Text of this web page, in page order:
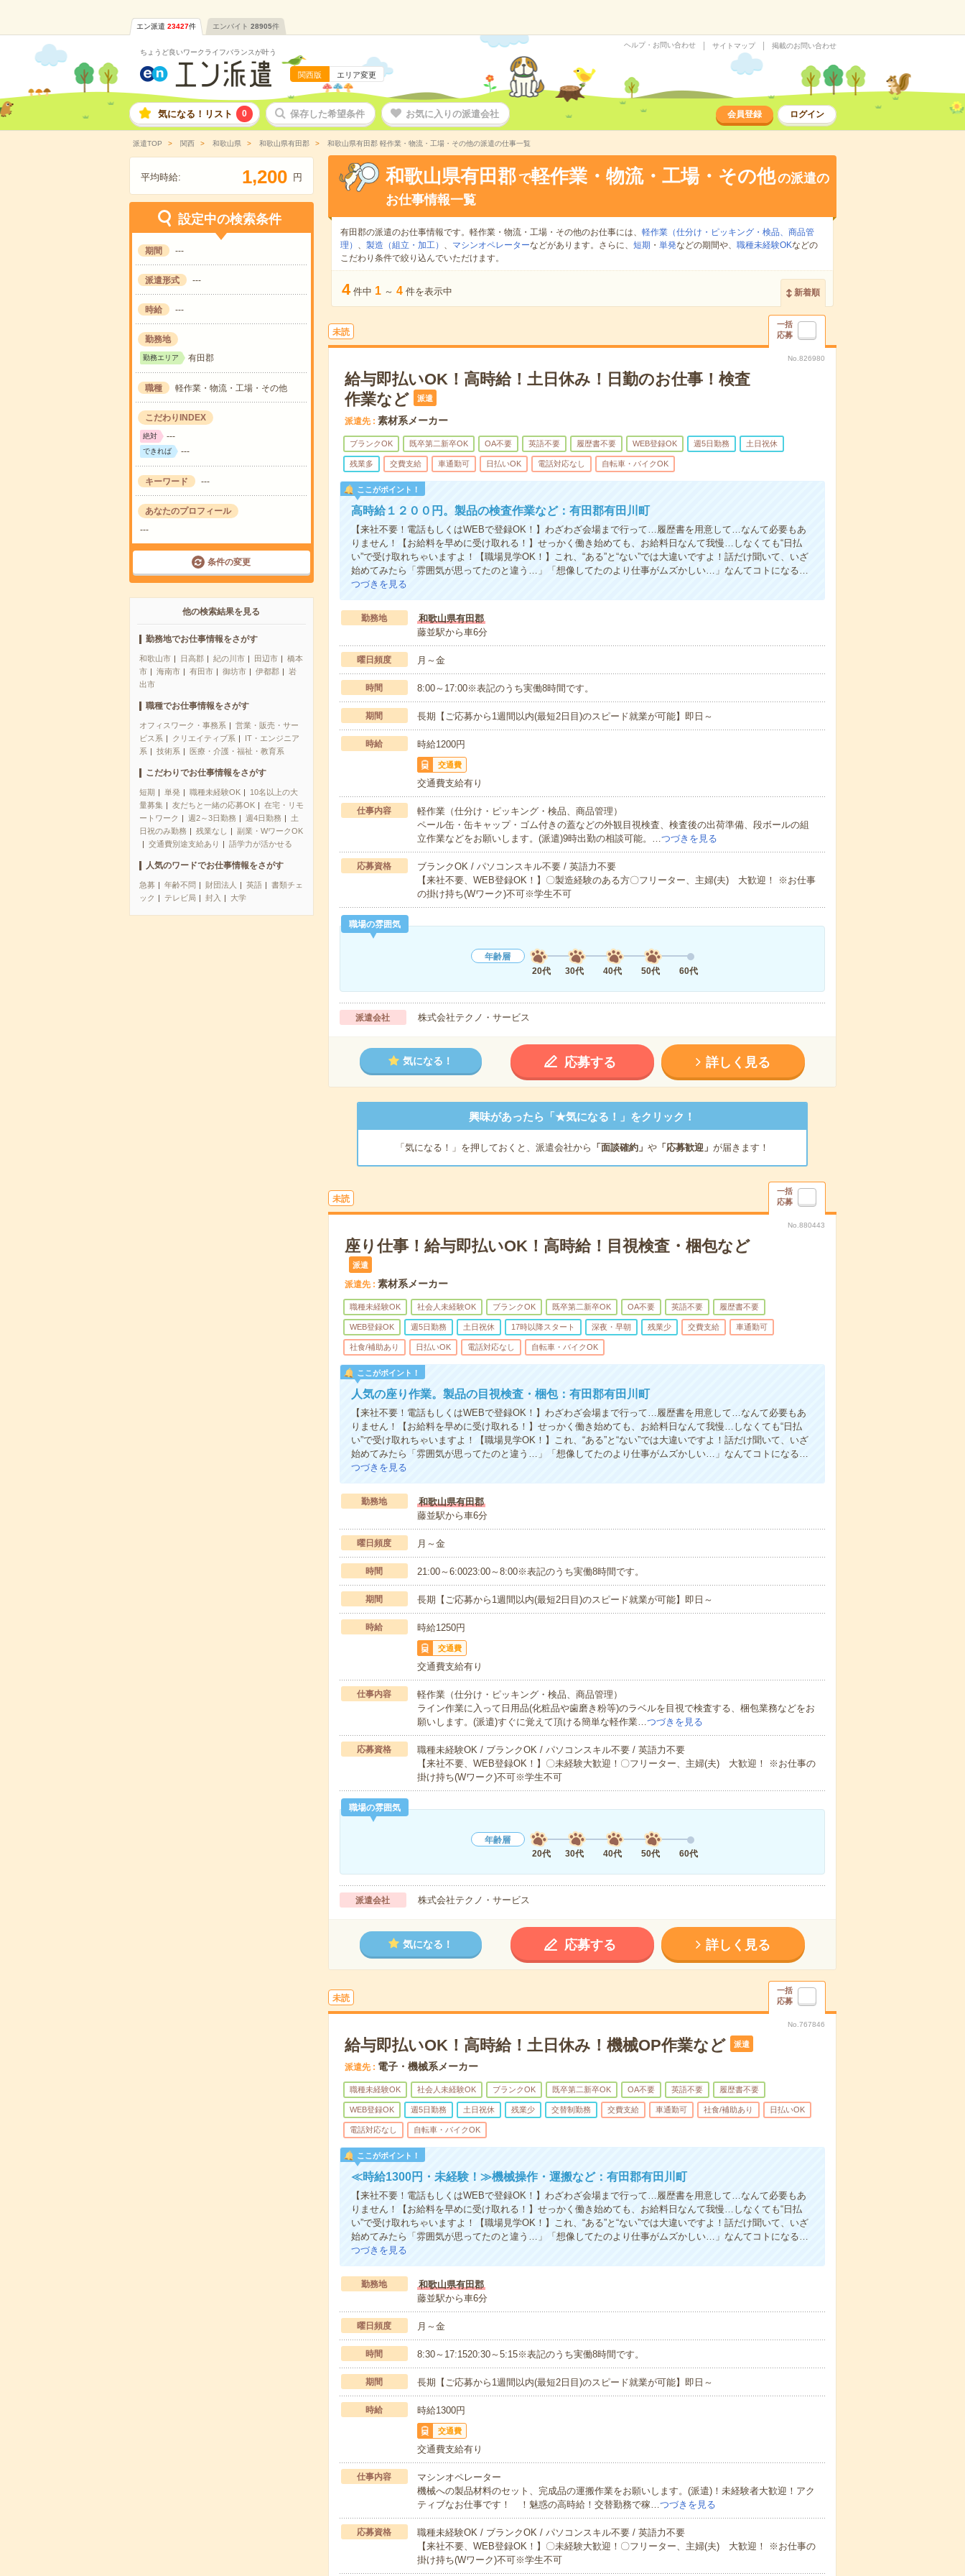
エン派遣 23427件 エンバイト 28905件
ちょうど良いワークライフバランスが叶う
関西版 エリア変更
ヘルプ・お問い合わせ サイトマップ 掲載のお問い合わせ
気になる！リスト 0 保存した希望条件 お気に入りの派遣会社 会員登録 ログイン
派遣TOP 関西 和歌山県 和歌山県有田郡 和歌山県有田郡 軽作業・物流・工場・その他の派遣の仕事一覧
平均時給: 1,200 円
設定中の検索条件
期間 ---
派遣形式 ---
時給 ---
勤務地
勤務エリア 有田郡
職種 軽作業・物流・工場・その他
こだわりINDEX
絶対 ---
できれば ---
キーワード ---
あなたのプロフィール
---
条件の変更
他の検索結果を見る
勤務地でお仕事情報をさがす
和歌山市 日高郡 紀の川市 田辺市
橋本
市
海南市 有田市 御坊市 伊都郡
岩
出市
職種でお仕事情報をさがす
オフィスワーク・事務系
営業・販売・サー
ビス系
クリエイティブ系
IT・エンジニア
系
技術系 医療・介護・福祉・教育系
こだわりでお仕事情報をさがす
短期 単発 職種未経験OK
10名以上の大
量募集
友だちと一緒の応募OK
在宅・リモ
ートワーク
週2～3日勤務 週4日勤務
土
日祝のみ勤務
残業なし
副業・WワークOK
交通費別途支給あり
語学力が活かせる
人気のワードでお仕事情報をさがす
急募 年齢不問 財団法人 英語
書類チェ
ック
テレビ局 封入 大学
和歌山県有田郡 で軽作業・物流・工場・その他の派遣の
お仕事情報一覧
有田郡の派遣のお仕事情報です。軽作業・物流・工場・その他のお仕事には、 軽作業（仕分け・ピッキング・検品、商品管
理） 、 製造（組立・加工） 、 マシンオペレーターなどがあります。さらに、 短期 ・ 単発などの期間や、 職種未経験OKなどの
こだわり条件で絞り込んでいただけます。
4 件中 1 ～ 4 件を表示中 新着順
未読
一括
応募
No.826980
給与即払いOK！高時給！土日休み！日勤のお仕事！検査
作業など
派遣
派遣先 素材系メーカー
ブランクOK 既卒第二新卒OK OA不要 英語不要 履歴書不要 WEB登録OK 週5日勤務 土日祝休
残業多 交費支給 車通勤可 日払いOK 電話対応なし 自転車・バイクOK
ここがポイント！
高時給１２００円。製品の検査作業など：有田郡有田川町
【来社不要！電話もしくはWEBで登録OK！】わざわざ会場まで行って…履歴書を用意して…なんて必要もあ
りません！【お給料を早めに受け取れる！】せっかく働き始めても、お給料日なんて我慢…しなくても“日払
い”で受け取れちゃいますよ！【職場見学OK！】これ、“ある”と“ない”では大違いですよ！話だけ聞いて、いざ
始めてみたら「雰囲気が思ってたのと違う…」「想像してたのより仕事がムズかしい…」なんてコトになる…
つづきを見る
勤務地
和歌山県有田郡
藤並駅から車6分
曜日頻度 月～金
時間 8:00～17:00※表記のうち実働8時間です。
期間 長期【ご応募から1週間以内(最短2日目)のスピード就業が可能】即日～
時給 時給1200円
交通費
交通費支給有り
仕事内容
軽作業（仕分け・ピッキング・検品、商品管理）
ペール缶・缶キャップ・ゴム付きの蓋などの外観目視検査、検査後の出荷準備、段ボールの組
立作業などをお願いします。(派遣)9時出勤の相談可能。…つづきを見る
応募資格
ブランクOK / パソコンスキル不要 / 英語力不要
【来社不要、WEB登録OK！】〇製造経験のある方〇フリーター、主婦(夫) 大歓迎！ ※お仕事
の掛け持ち(Wワーク)不可※学生不可
職場の雰囲気
年齢層
20代
30代 40代 50代 60代
派遣会社 株式会社テクノ・サービス
気になる！ 応募する 詳しく見る
興味があったら「★気になる！」をクリック！
「気になる！」を押しておくと、派遣会社から 「面談確約」 や「応募歓迎」 が届きます！
未読
一括
応募
No.880443
座り仕事！給与即払いOK！高時給！目視検査・梱包など
派遣
派遣先 素材系メーカー
職種未経験OK 社会人未経験OK ブランクOK 既卒第二新卒OK OA不要 英語不要 履歴書不要
WEB登録OK 週5日勤務 土日祝休 17時以降スタート 深夜・早朝 残業少 交費支給 車通勤可
社食/補助あり 日払いOK 電話対応なし 自転車・バイクOK
ここがポイント！
人気の座り作業。製品の目視検査・梱包：有田郡有田川町
【来社不要！電話もしくはWEBで登録OK！】わざわざ会場まで行って…履歴書を用意して…なんて必要もあ
りません！【お給料を早めに受け取れる！】せっかく働き始めても、お給料日なんて我慢…しなくても“日払
い”で受け取れちゃいますよ！【職場見学OK！】これ、“ある”と“ない”では大違いですよ！話だけ聞いて、いざ
始めてみたら「雰囲気が思ってたのと違う…」「想像してたのより仕事がムズかしい…」なんてコトになる…
つづきを見る
勤務地
和歌山県有田郡
藤並駅から車6分
曜日頻度 月～金
時間 21:00～6:0023:00～8:00※表記のうち実働8時間です。
期間 長期【ご応募から1週間以内(最短2日目)のスピード就業が可能】即日～
時給 時給1250円
交通費
交通費支給有り
仕事内容
軽作業（仕分け・ピッキング・検品、商品管理）
ライン作業に入って日用品(化粧品や歯磨き粉等)のラベルを目視で検査する、梱包業務などをお
願いします。(派遣)すぐに覚えて頂ける簡単な軽作業… つづきを見る
応募資格
職種未経験OK / ブランクOK / パソコンスキル不要 / 英語力不要
【来社不要、WEB登録OK！】〇未経験大歓迎！〇フリーター、主婦(夫) 大歓迎！ ※お仕事の
掛け持ち(Wワーク)不可※学生不可
職場の雰囲気
年齢層
20代
30代 40代 50代 60代
派遣会社 株式会社テクノ・サービス
気になる！ 応募する 詳しく見る
未読
一括
応募
No.767846
給与即払いOK！高時給！土日休み！機械OP作業など 派遣
派遣先 電子・機械系メーカー
職種未経験OK 社会人未経験OK ブランクOK 既卒第二新卒OK OA不要 英語不要 履歴書不要
WEB登録OK 週5日勤務 土日祝休 残業少 交替制勤務 交費支給 車通勤可 社食/補助あり 日払いOK
電話対応なし 自転車・バイクOK
ここがポイント！
≪時給1300円・未経験！≫機械操作・運搬など：有田郡有田川町
【来社不要！電話もしくはWEBで登録OK！】わざわざ会場まで行って…履歴書を用意して…なんて必要もあ
りません！【お給料を早めに受け取れる！】せっかく働き始めても、お給料日なんて我慢…しなくても“日払
い”で受け取れちゃいますよ！【職場見学OK！】これ、“ある”と“ない”では大違いですよ！話だけ聞いて、いざ
始めてみたら「雰囲気が思ってたのと違う…」「想像してたのより仕事がムズかしい…」なんてコトになる…
つづきを見る
勤務地
和歌山県有田郡
藤並駅から車6分
曜日頻度 月～金
時間 8:30～17:1520:30～5:15※表記のうち実働8時間です。
期間 長期【ご応募から1週間以内(最短2日目)のスピード就業が可能】即日～
時給 時給1300円
交通費
交通費支給有り
仕事内容
マシンオペレーター
機械への製品材料のセット、完成品の運搬作業をお願いします。(派遣)！未経験者大歓迎！アク
ティブなお仕事です！ ！魅惑の高時給！交替勤務で稼…つづきを見る
応募資格
職種未経験OK / ブランクOK / パソコンスキル不要 / 英語力不要
【来社不要、WEB登録OK！】〇未経験大歓迎！〇フリーター、主婦(夫) 大歓迎！ ※お仕事の
掛け持ち(Wワーク)不可※学生不可